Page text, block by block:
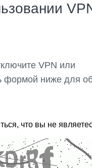
VPN или
формой ниже для
что вы не